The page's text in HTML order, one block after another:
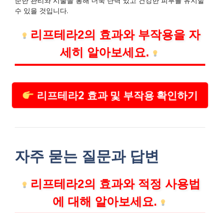
수 있을 것입니다.
리프테라2의 효과와 부작용을 자
세히 알아보세요.
리프테라2 효과 및 부작용 확인하기
자주 묻는 질문과 답변
리프테라2의 효과와 적정 사용법
에 대해 알아보세요.